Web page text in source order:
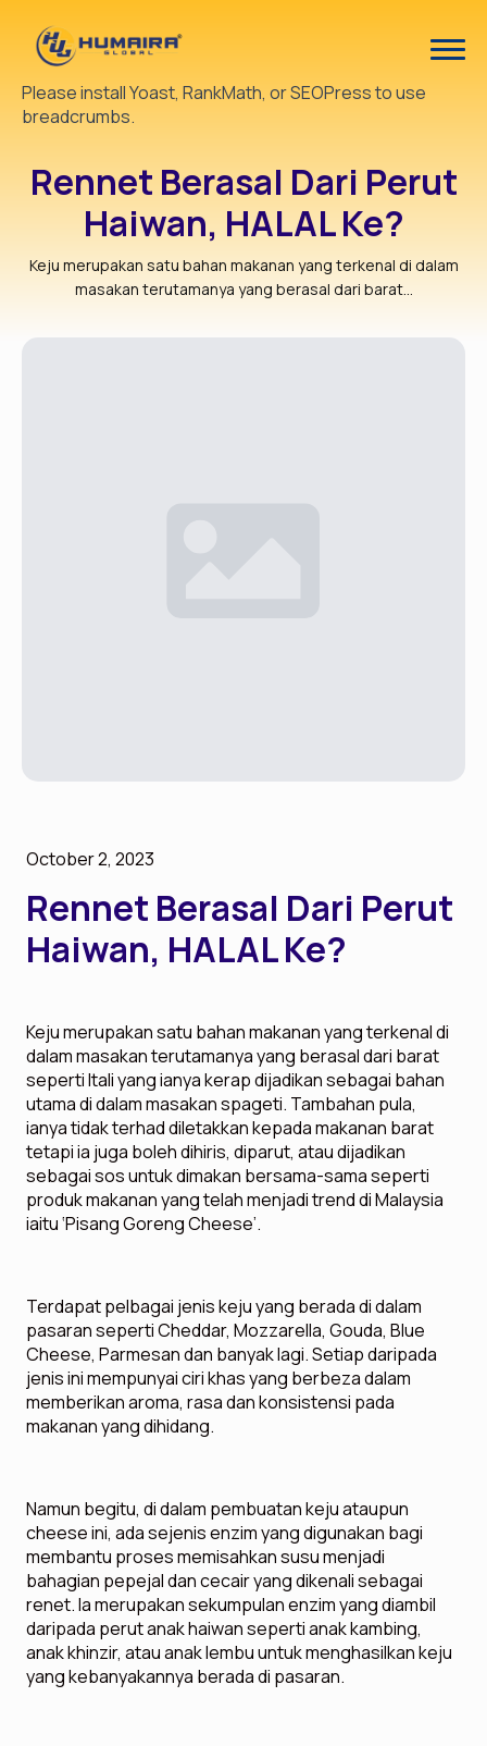
Please install Yoast, RankMath, or SEOPress to use
breadcrumbs.
Rennet Berasal Dari Perut
Haiwan, HALAL Ke?
Keju merupakan satu bahan makanan yang terkenal di dalam
masakan terutamanya yang berasal dari barat...
October 2, 2023
Rennet Berasal Dari Perut
Haiwan, HALAL Ke?
Keju merupakan satu bahan makanan yang terkenal di
dalam masakan terutamanya yang berasal dari barat
seperti Itali yang ianya kerap dijadikan sebagai bahan
utama di dalam masakan spageti. Tambahan pula,
ianya tidak terhad diletakkan kepada makanan barat
tetapi ia juga boleh dihiris, diparut, atau dijadikan
sebagai sos untuk dimakan bersama-sama seperti
produk makanan yang telah menjadi trend di Malaysia
iaitu ‘Pisang Goreng Cheese’.
Terdapat pelbagai jenis keju yang berada di dalam
pasaran seperti Cheddar, Mozzarella, Gouda, Blue
Cheese, Parmesan dan banyak lagi. Setiap daripada
jenis ini mempunyai ciri khas yang berbeza dalam
memberikan aroma, rasa dan konsistensi pada
makanan yang dihidang.
Namun begitu, di dalam pembuatan keju ataupun
cheese ini, ada sejenis enzim yang digunakan bagi
membantu proses memisahkan susu menjadi
bahagian pepejal dan cecair yang dikenali sebagai
renet. Ia merupakan sekumpulan enzim yang diambil
daripada perut anak haiwan seperti anak kambing,
anak khinzir, atau anak lembu untuk menghasilkan keju
yang kebanyakannya berada di pasaran.